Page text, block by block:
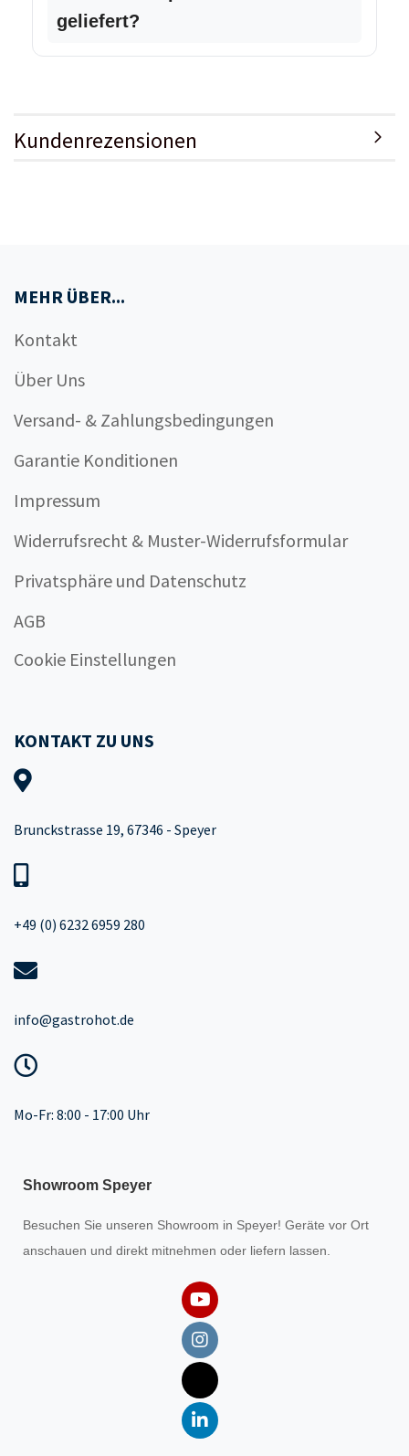
geliefert?
Kundenrezensionen
MEHR ÜBER...
Kontakt
Über Uns
Versand- & Zahlungsbedingungen
Garantie Konditionen
Impressum
Widerrufsrecht & Muster-Widerrufsformular
Privatsphäre und Datenschutz
AGB
Cookie Einstellungen
KONTAKT ZU UNS
Brunckstrasse 19, 67346 - Speyer
+49 (0) 6232 6959 280
info@gastrohot.de
Mo-Fr: 8:00 - 17:00 Uhr
Showroom Speyer
Besuchen Sie unseren Showroom in Speyer! Geräte vor Ort
anschauen und direkt mitnehmen oder liefern lassen.